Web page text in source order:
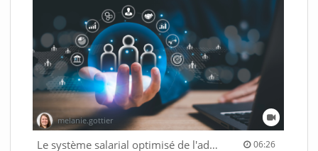
melanie.gottier
Le système salarial optimisé de l'administration fédérale 06:26
06:26 duration